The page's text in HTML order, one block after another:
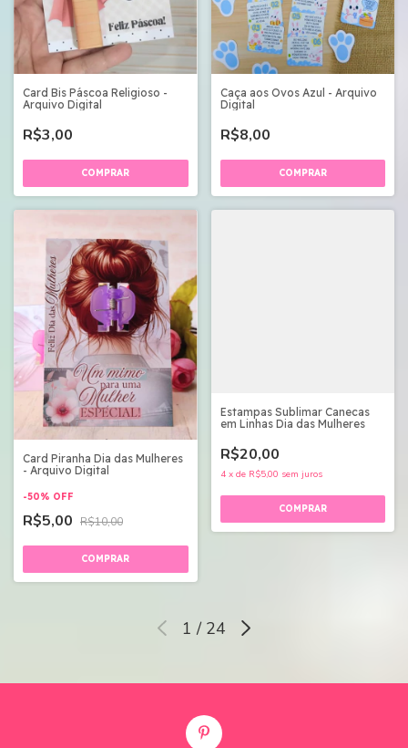
Card Bis Páscoa Religioso -
Arquivo Digital
R$3,00
Caça aos Ovos Azul - Arquivo
Digital
R$8,00
Card Piranha Dia das Mulheres
- Arquivo Digital
-50% OFF
R$5,00 R$10,00
Estampas Sublimar Canecas
em Linhas Dia das Mulheres
R$20,00
4 x de R$5,00 sem juros
1 / 24